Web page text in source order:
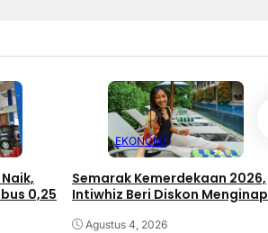
0,25
EKONOMI
Semarak Kemerdekaan 2026,
Intiwhiz Beri Diskon Menginap
Agustus 4, 2026